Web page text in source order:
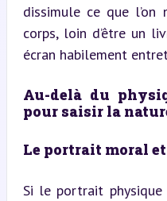
dissimule ce que l’on
corps, loin d’être un
écran habilement
Au-delà du
pour saisir la
Le portrait moral
Si le portrait physique